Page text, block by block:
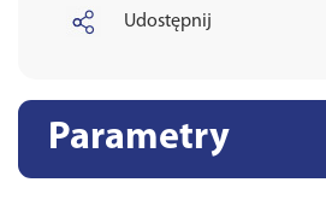
Udostępnij
Parametry